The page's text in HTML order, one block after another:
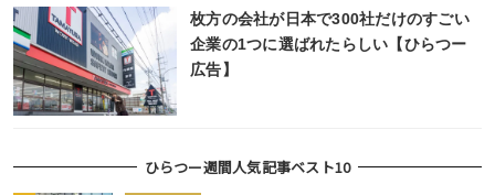
枚方の会社が日本で300社だけのすごい
企業の1つに選ばれたらしい【ひらつー
広告】
ひらつー週間人気記事ベスト10